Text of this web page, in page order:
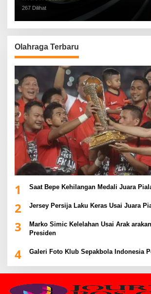
267 Dilihat
Olahraga Terbaru
1 Saat Bepe Kehilangan Medali Juara
2 Jersey Persija Laku Keras Usai Juara
3
Marko Simic Kelelahan Usai Arak
Presiden
4 Galeri Foto Klub Sepakbola Indonesia